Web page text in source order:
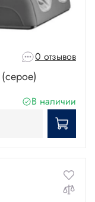
0 отзывов
В наличии